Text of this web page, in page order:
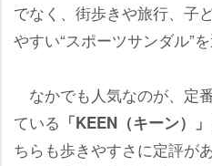
でなく、街歩きや旅行、子
すい“スポーツサンダル”を
なかでも人気なのが、定
ている 「KEEN（キーン）」
ちらも歩きやすさに定評が